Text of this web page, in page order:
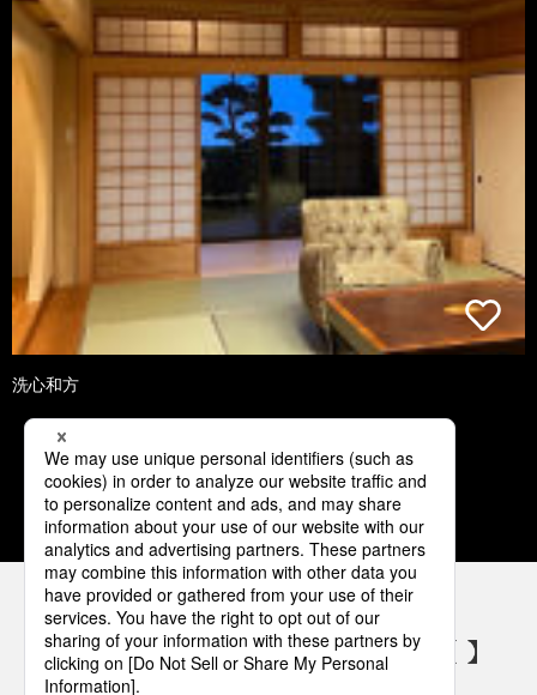
洗心和方
1 2 3 4 5
パナソニックの電気設備 SNSアカウント